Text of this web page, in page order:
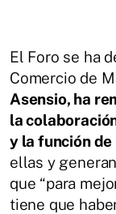
El Foro se ha
Comercio de
Asensio, ha
la
y la función
ellas y
que “para
tiene que